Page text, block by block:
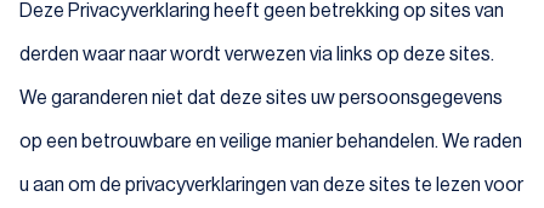
Deze Privacyverklaring heeft geen betrekking op sites van
derden waar naar wordt verwezen via links op deze sites.
We garanderen niet dat deze sites uw persoonsgegevens
op een betrouwbare en veilige manier behandelen. We raden
u aan om de privacyverklaringen van deze sites te lezen voor